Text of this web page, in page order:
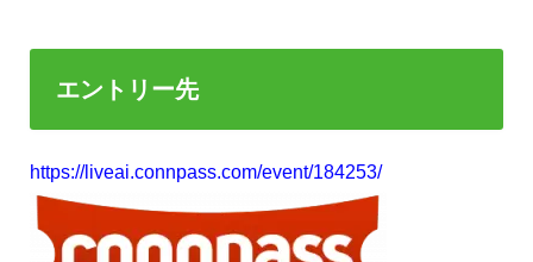
エントリー先
https://liveai.connpass.com/event/184253/